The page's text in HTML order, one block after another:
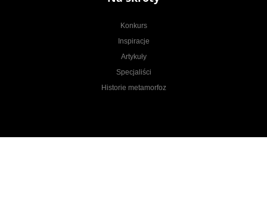
Konkurs
Inspiracje
Artykuły
Specjaliści
Historie metamorfoz